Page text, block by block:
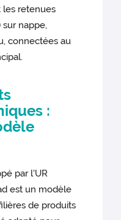
les retenues
nappe,
connectées au
:
par l'UR
est un modèle
de produits